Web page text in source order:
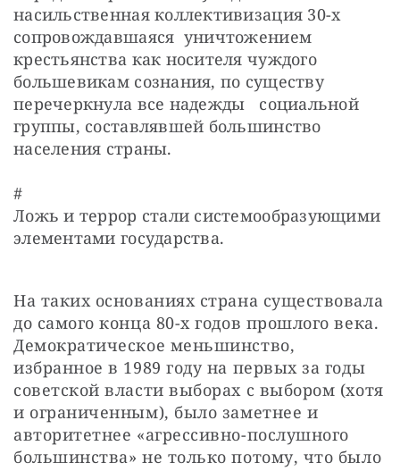
насильственная коллективизация 30-х
сопровождавшаяся  уничтожением
крестьянства как носителя чуждого
большевикам сознания, по существу
перечеркнула все надежды   социальной
группы, составлявшей большинство
населения страны.
#
Ложь и террор стали системообразующими
элементами государства.
На таких основаниях страна существовала
до самого конца 80-х годов прошлого века.
Демократическое меньшинство,
избранное в 1989 году на первых за годы
советской власти выборах с выбором (хотя
и ограниченным), было заметнее и
авторитетнее «агрессивно-послушного
большинства» не только потому, что было